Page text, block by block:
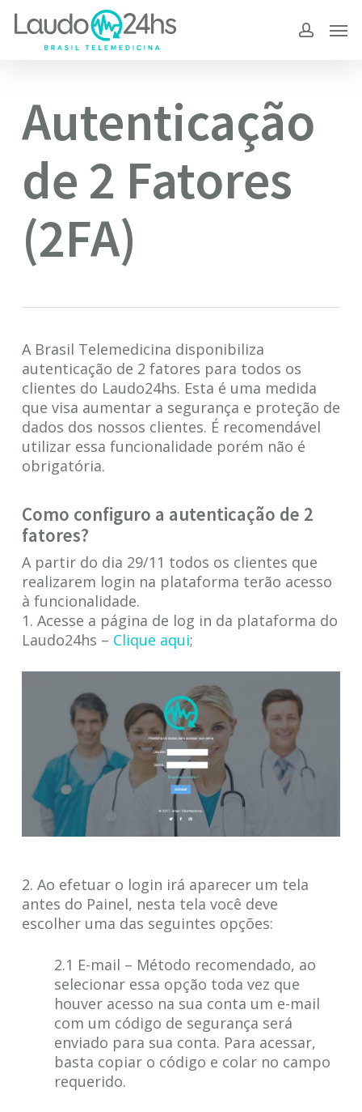
Skip
Autenticação
de 2 Fatores
(2FA)
A Brasil Telemedicina disponibiliza
autenticação de 2 fatores para todos os
clientes do Laudo24hs. Esta é uma medida
que visa aumentar a segurança e proteção de
dados dos nossos clientes. É recomendável
utilizar essa funcionalidade porém não é
obrigatória.
Como configuro a autenticação de 2
fatores?
A partir do dia 29/11 todos os clientes que
realizarem login na plataforma terão acesso
à funcionalidade.
1. Acesse a página de log in da plataforma do
Laudo24hs – Clique aqui;
2. Ao efetuar o login irá aparecer um tela
antes do Painel, nesta tela você deve
escolher uma das seguintes opções:
2.1 E-mail – Método recomendado, ao
selecionar essa opção toda vez que
houver acesso na sua conta um e-mail
com um código de segurança será
enviado para sua conta. Para acessar,
basta copiar o código e colar no campo
requerido.